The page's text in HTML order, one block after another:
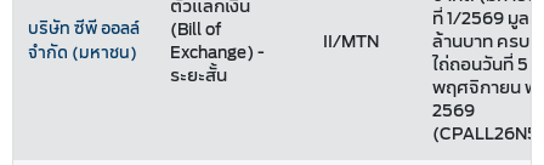
บริษัท ซีพี ออลล์
จำกัด (มหาชน)
ตั๋วแลกเงิน
(Bill of
Exchange) -
ระยะสั้น
II/MTN
ที่ 1/2569 มูล
ล้านบาท ครบ
ไถ่ถอนวันที่ 5
พฤศจิกายน พ
2569